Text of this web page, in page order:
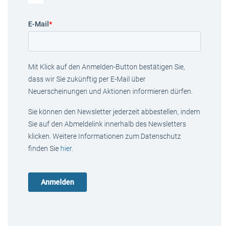
E-Mail *
Mit Klick auf den Anmelden-Button bestätigen Sie,
dass wir Sie zukünftig per E-Mail über
Neuerscheinungen und Aktionen informieren dürfen.
Sie können den Newsletter jederzeit abbestellen, indem
Sie auf den Abmeldelink innerhalb des Newsletters
klicken. Weitere Informationen zum Datenschutz
finden Sie hier.